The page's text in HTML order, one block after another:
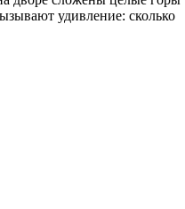
удивление: сколько